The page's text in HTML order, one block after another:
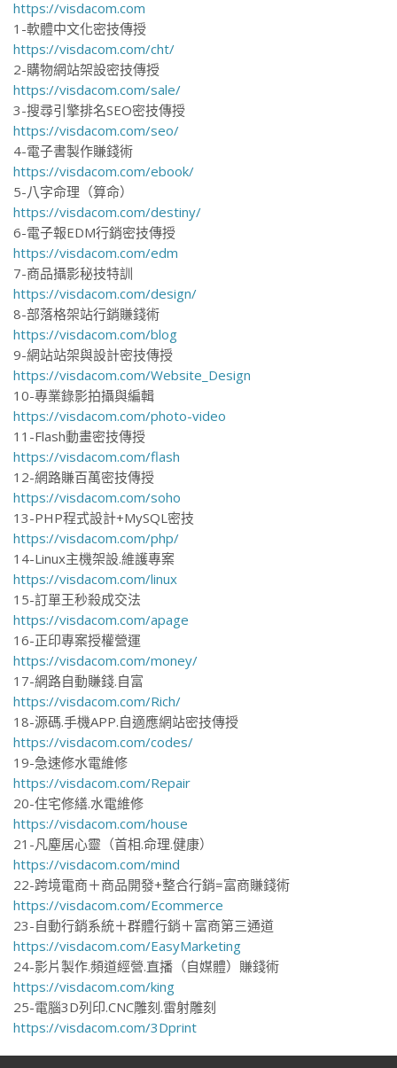
https://visdacom.com
1-軟體中文化密技傳授
https://visdacom.com/cht/
2-購物網站架設密技傳授
https://visdacom.com/sale/
3-搜尋引擎排名SEO密技傳授
https://visdacom.com/seo/
4-電子書製作賺錢術
https://visdacom.com/ebook/
5-八字命理（算命）
https://visdacom.com/destiny/
6-電子報EDM行銷密技傳授
https://visdacom.com/edm
7-商品攝影秘技特訓
https://visdacom.com/design/
8-部落格架站行銷賺錢術
https://visdacom.com/blog
9-網站站架與設計密技傳授
https://visdacom.com/Website_Design
10-專業錄影拍攝與編輯
https://visdacom.com/photo-video
11-Flash動畫密技傳授
https://visdacom.com/flash
12-網路賺百萬密技傳授
https://visdacom.com/soho
13-PHP程式設計+MySQL密技
https://visdacom.com/php/
14-Linux主機架設.維護專案
https://visdacom.com/linux
15-訂單王秒殺成交法
https://visdacom.com/apage
16-正印專案授權營運
https://visdacom.com/money/
17-網路自動賺錢.自富
https://visdacom.com/Rich/
18-源碼.手機APP.自適應網站密技傳授
https://visdacom.com/codes/
19-急速修水電維修
https://visdacom.com/Repair
20-住宅修繕.水電維修
https://visdacom.com/house
21-凡塵居心靈（首相.命理.健康）
https://visdacom.com/mind
22-跨境電商＋商品開發+整合行銷=富商賺錢術
https://visdacom.com/Ecommerce
23-自動行銷系統＋群體行銷＋富商第三通道
https://visdacom.com/EasyMarketing
24-影片製作.頻道經營.直播（自媒體）賺錢術
https://visdacom.com/king
25-電腦3D列印.CNC雕刻.雷射雕刻
https://visdacom.com/3Dprint